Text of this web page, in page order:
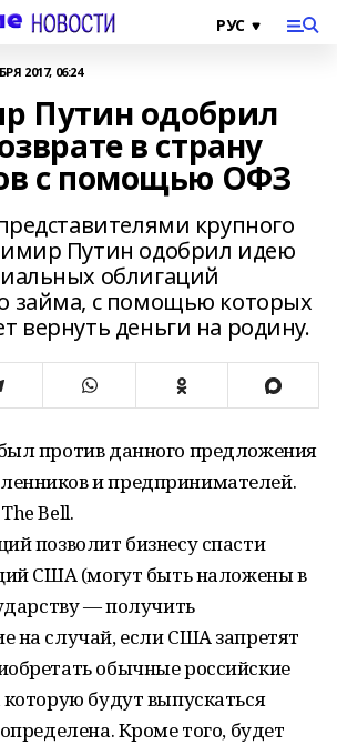
2017, 06:24
Путин одобрил
в страну
с помощью ОФЗ
крупного
Путин одобрил идею
облигаций
займа, с помощью которых
вернуть деньги на родину.
против данного предложения
и предпринимателей.
Bell.
позволит бизнесу спасти
США (могут быть наложены в
— получить
на случай, если США запретят
обычные российские
будут выпускаться
Кроме того, будет